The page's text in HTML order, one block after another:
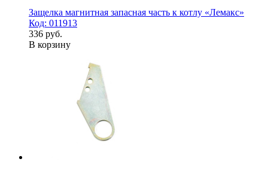
Защелка магнитная запасная часть к котлу «Лемакс»
Код: 011913
336 руб.
В корзину